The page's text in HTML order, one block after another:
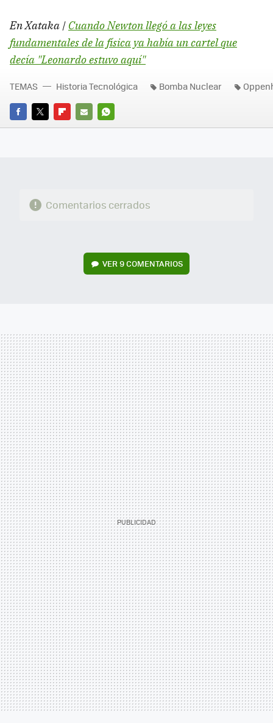
En Xataka | Cuando Newton llegó a las leyes
fundamentales de la física ya había un cartel que
decía "Leonardo estuvo aquí"
FACEBOOK
TWITTERFLIPBOARD
E-
WHATSAPP
TEMAS Historia Tecnológica Bomba Nuclear
Comentarios cerrados
VER9 COMENTARIOS